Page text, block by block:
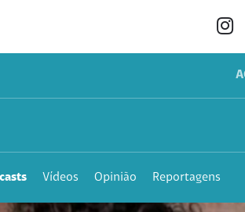
Vídeos Opinião Reportagens